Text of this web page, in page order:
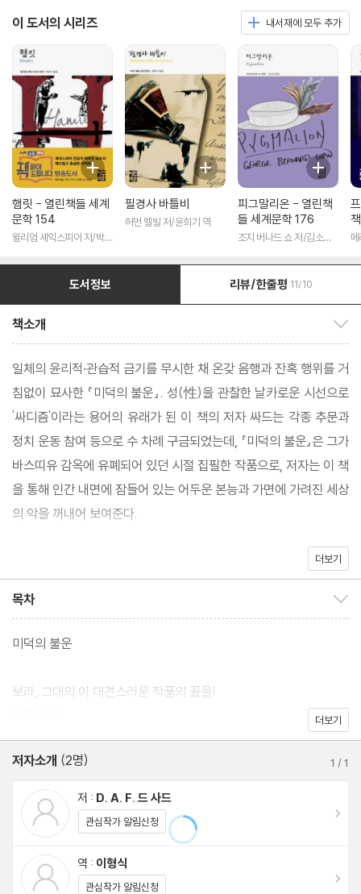
이 도서의 시리즈 내서재에 모두 추가
햄릿 - 열린책들 세계
문학 154
윌리엄 셰익스피어 저/박우
필경사 바틀비
허먼 멜빌 저/윤희기 역
피그말리온 - 열린책
들 세계문학 176
조지 버나드 쇼 저/김소임
도서정보 리뷰/한줄평 11/10
책소개
일체의 윤리적·관습적 금기를 무시한 채 온갖 음행과 잔혹 행위를 거
침없이 묘사한 『미덕의 불운』. 성(性)을 관찰한 날카로운 시선으로
'싸디즘'이라는 용어의 유래가 된 이 책의 저자 싸드는 각종 추문과
정치 운동 참여 등으로 수 차례 구금되었는데, 『미덕의 불운』은 그가
바스띠유 감옥에 유폐되어 있던 시절 집필한 작품으로, 저자는 이 책
을 통해 인간 내면에 잠들어 있는 어두운 본능과 가면에 가려진 세상
의 악을 꺼내어 보여준다.
작품의 주인공 쥐스띤느는 순결하고 도덕적인, 세상 모든 미덕의 화
이는 쥐스띤느가 겪게 되는 온갖 범죄의 유혹과 가혹 행위를 거침 없
이 그려낸다. 이를 통해 저자는 그 속에서 그녀가 맞이하게 될 운명
싸늘한 야유를 던진다.
더보기
목차
미덕의 불운
보라, 그대의 이 대견스러운 작품의 꼴을!
더보기
저자소개 (2명) 1 /1
저 : D. A. F. 드 사드
관심작가 알림신청
역 : 이형식
관심작가 알림신청